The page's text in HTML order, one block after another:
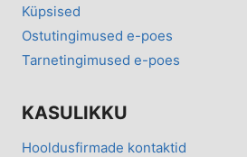
Küpsised
Ostutingimused e-poes
Tarnetingimused e-poes
KASULIKKU
Hooldusfirmade kontaktid